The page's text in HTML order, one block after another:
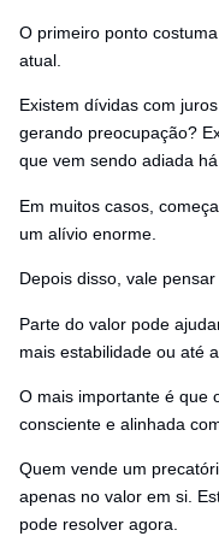
O primeiro ponto
atual.
Existem dívidas com
gerando preocupação?
que vem sendo adiada
Em muitos casos,
um alívio enorme.
Depois disso, vale
Parte do valor pode
mais estabilidade ou até
O mais importante é que
consciente e alinhada
Quem vende um
apenas no valor em si.
pode resolver agora.